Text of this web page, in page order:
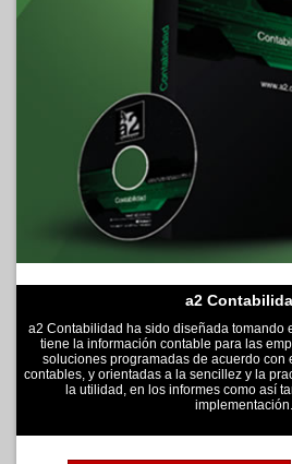
a2
a2 Contabilidad ha sido diseñada tomando
tiene la información contable para las
soluciones programadas de acuerdo con
contables, y orientadas a la sencillez y la
la utilidad, en los informes como así
implementación.